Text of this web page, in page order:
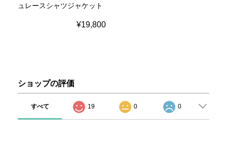
ュレースシャツジャケット
¥19,800
ショップの評価
すべて 19 0 0